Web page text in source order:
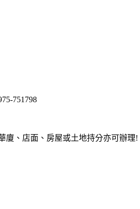
751798
廈、店面、房屋或土地持分亦可辦理!